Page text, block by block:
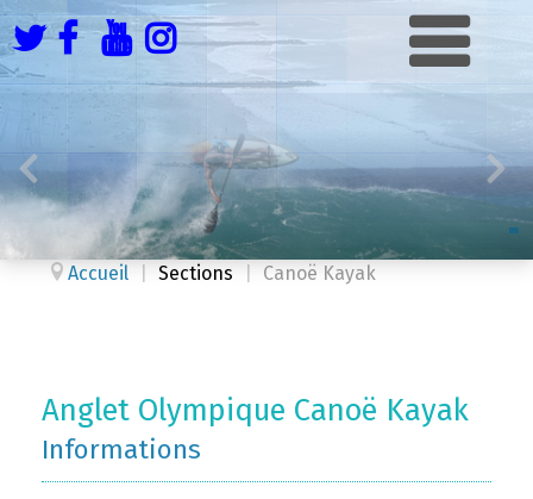
Accueil Sections Canoë Kayak
Anglet Olympique Canoë Kayak
Informations